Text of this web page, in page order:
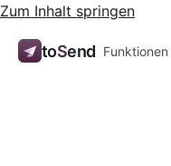
Zum Inhalt springen
toSend Funktionen